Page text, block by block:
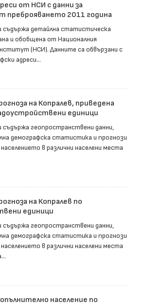
от НСИ с данни за
преброяването 2011 година
детайлна статистическа
и обобщена от Националния
(НСИ). Данните са обвързани с
адреси...
на Копралев, приведена
единици
геопространствени данни,
демографска статистика и прогнози
в различни населени места
на Копралев по
единици
геопространствени данни,
демографска статистика и прогнози
в различни населени места
население по